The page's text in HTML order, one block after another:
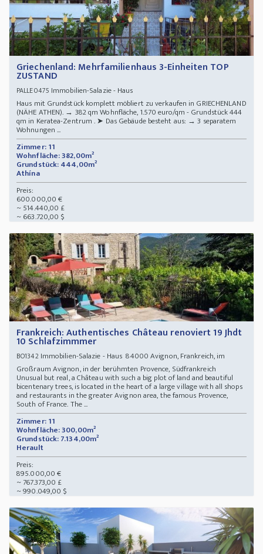
Griechenland: Mehrfamilienhaus 3-Einheiten TOP
ZUSTAND
PALLE0475 Immobilien-Salazie - Haus
Haus mit Grundstück komplett möbliert zu verkaufen in GRIECHENLAND
(NÄHE ATHEN). → 382 qm Wohnfläche, 1.570 euro/qm - Grundstück 444
qm in Keratea-Zentrum . ➤ Das Gebäude besteht aus: → 3 separatem
Wohnungen ...
Zimmer: 11
Wohnfläche: 382,00m²
Grundstück: 444,00m²
Athína
Preis:
600.000,00 €
~ 514.440,00 £
~ 663.720,00 $
Frankreich: Authentisches Château renoviert 19 Jhdt
10 Schlafzimmmer
BO1342Immobilien-Salazie - Haus 84000 Avignon, Frankreich, im
Großraum Avignon, in der berühmten Provence, Südfrankreich
Unusual but real, a Château with such a big plot of land and beautiful
bicentenary trees, is located in the heart of a large village with all shops
and restaurants in the greater Avignon area, the famous Provence,
South of France. The ...
Zimmer: 11
Wohnfläche: 300,00m²
Grundstück: 7.134,00m²
Herault
Preis:
895.000,00 €
~ 767.373,00 £
~ 990.049,00 $